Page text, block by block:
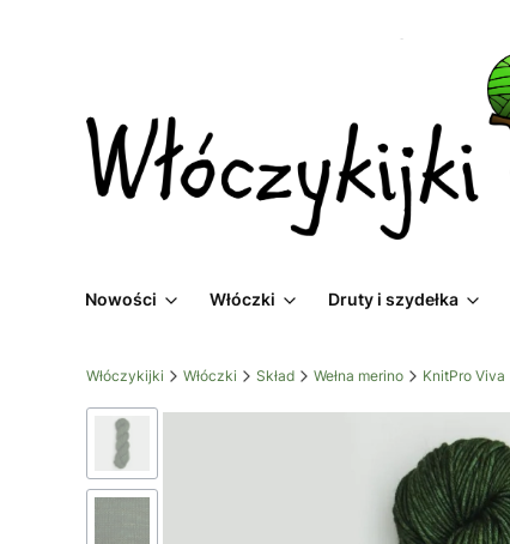
Nowości Włóczki Druty i szydełka
Włóczykijki Włóczki Skład Wełna merino KnitPro Viva